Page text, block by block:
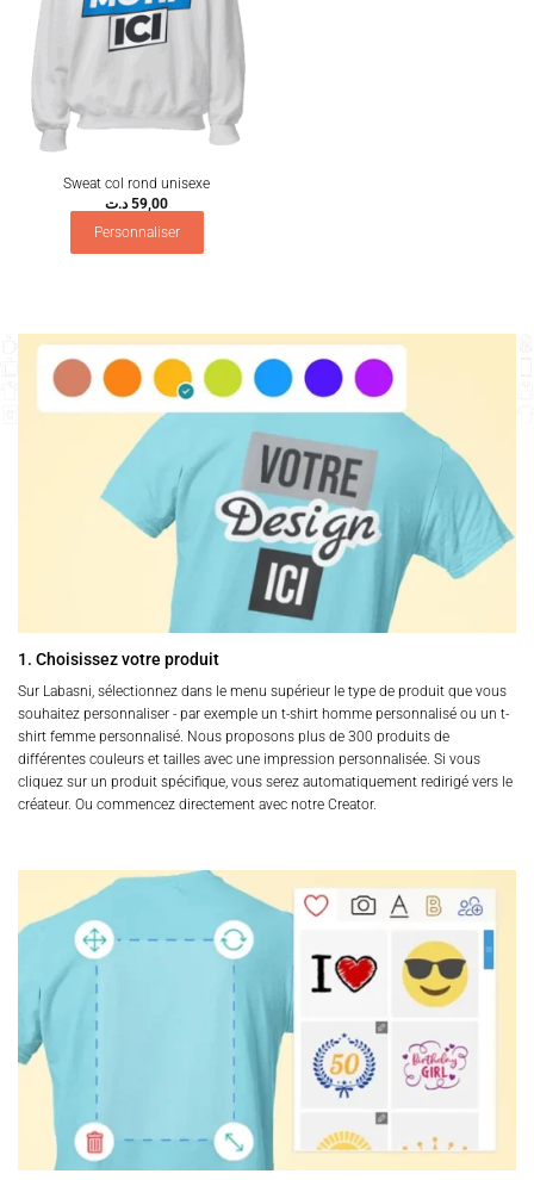
Sweat col rond unisexe
59,00 د.ت
Personnaliser
1. Choisissez votre produit
Sur Labasni, sélectionnez dans le menu supérieur le type de produit que vous
souhaitez personnaliser - par exemple un t-shirt homme personnalisé ou un t-
shirt femme personnalisé. Nous proposons plus de 300 produits de
différentes couleurs et tailles avec une impression personnalisée. Si vous
cliquez sur un produit spécifique, vous serez automatiquement redirigé vers le
créateur. Ou commencez directement avec notre Creator.